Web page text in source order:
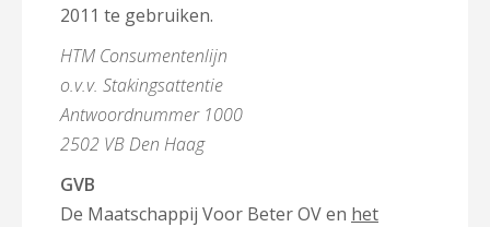
2011 te gebruiken.
HTM Consumentenlijn
o.v.v. Stakingsattentie
Antwoordnummer 1000
2502 VB Den Haag
GVB
De Maatschappij Voor Beter OV en het